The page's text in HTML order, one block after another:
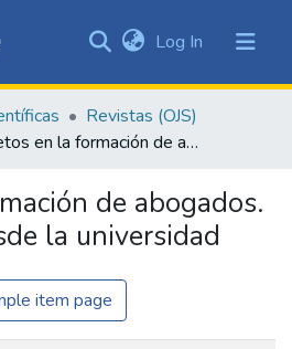
&
Collections
Statistics
Log In (current)
Revistas (OJS)
Retos en la formación de abogados. Propuestas desde la universidad
de abogados.
la universidad
item page